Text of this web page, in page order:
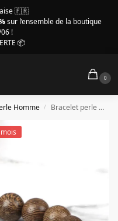
🇫🇷
sur l’ensemble de la boutique
!
📦
0
Homme / Bracelet perle Homme – Style Mala tibétain fait main